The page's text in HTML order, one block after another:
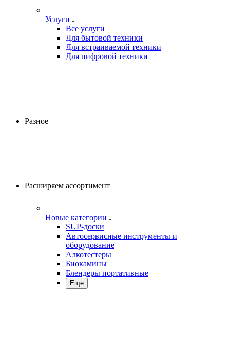
Услуги
Все услуги
Для бытовой техники
Для встраиваемой техники
Для цифровой техники
Разное
Расширяем ассортимент
Новые категории
SUP-доски
Автосервисные инструменты и
оборудование
Алкотестеры
Биокамины
Блендеры портативные
Еще